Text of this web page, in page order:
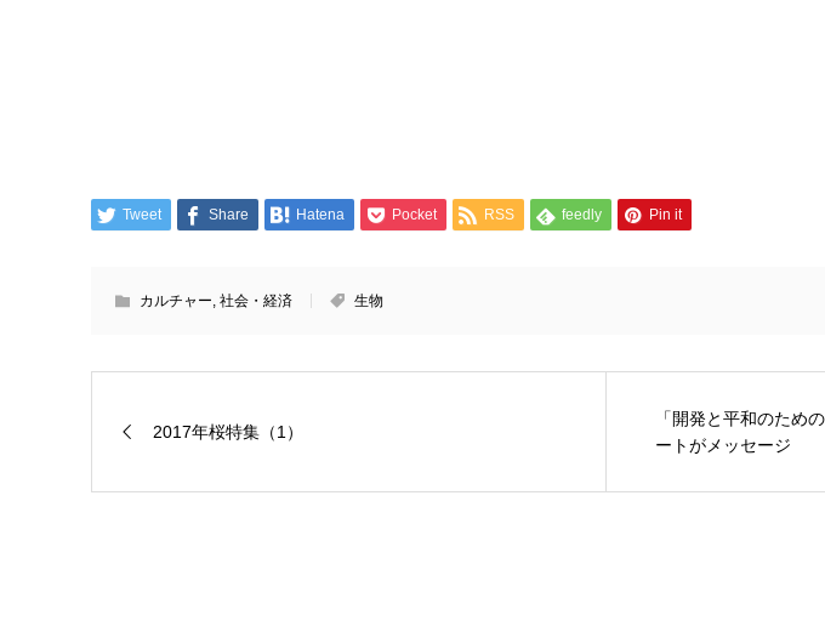
Tweet Share Hatena Pocket RSS feedly Pin it
カルチャー 社会・経済 生物
2017年桜特集（1）
「開発と平和のため
ートがメッセージ